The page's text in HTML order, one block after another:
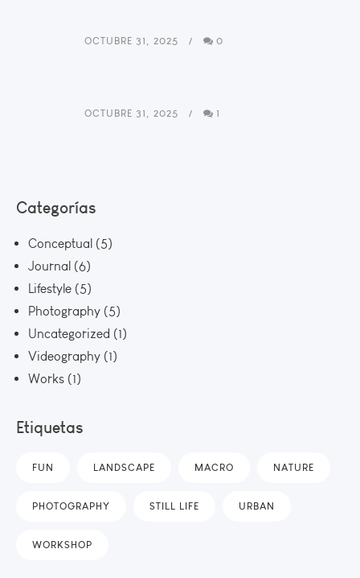
OCTUBRE 31, 2025 0
OCTUBRE 31, 2025 1
Categorías
Conceptual (5)
Journal (6)
Lifestyle (5)
Photography (5)
Uncategorized (1)
Videography (1)
Works (1)
Etiquetas
FUN LANDSCAPE MACRO NATURE
PHOTOGRAPHY STILL LIFE URBAN
WORKSHOP